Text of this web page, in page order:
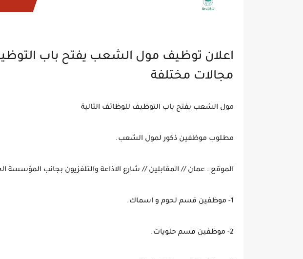
اعلان توظيف مول الشعب يفتح باب
مجالات مختلفة
مول الشعب يفتح باب التوظيف للوظائف التالية
مطلوب موظفين ذكور لمول الشعب.
الموقع : عمان // المقابلين // شارع الاذاعة والتلفزيون بجانب المؤسسة
1- موظفين قسم لحوم و اسماك.
2- موظفين قسم حلويات.